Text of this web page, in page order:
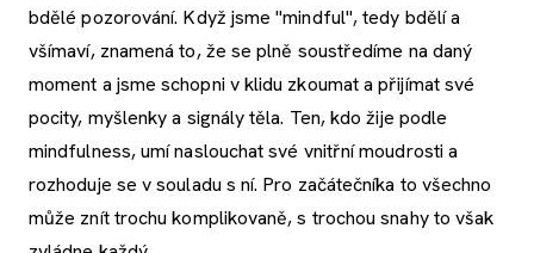
bdělé pozorování. Když jsme "mindful", tedy bdělí a
všímaví, znamená to, že se plně soustředíme na daný
moment a jsme schopni v klidu zkoumat a přijímat své
pocity, myšlenky a signály těla. Ten, kdo žije podle
mindfulness, umí naslouchat své vnitřní moudrosti a
rozhoduje se v souladu s ní. Pro začátečníka to všechno
může znít trochu komplikovaně, s trochou snahy to však